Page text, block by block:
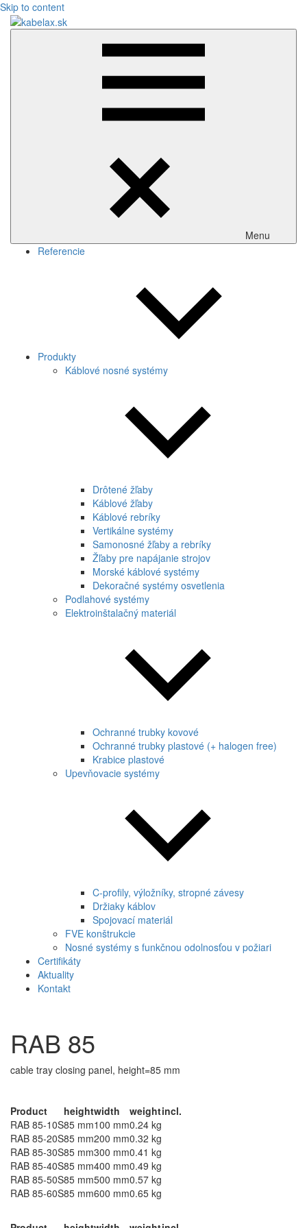
Skip to content
Menu
Referencie
Produkty
Káblové nosné systémy
Drôtené žľaby
Káblové žľaby
Káblové rebríky
Vertikálne systémy
Samonosné žľaby a rebríky
Žľaby pre napájanie strojov
Morské káblové systémy
Dekoračné systémy osvetlenia
Podlahové systémy
Elektroinštalačný materiál
Ochranné trubky kovové
Ochranné trubky plastové (+ halogen free)
Krabice plastové
Upevňovacie systémy
C-profily, výložníky, stropné závesy
Držiaky káblov
Spojovací materiál
FVE konštrukcie
Nosné systémy s funkčnou odolnosťou v požiari
Certifikáty
Aktuality
Kontakt
RAB 85
cable tray closing panel, height=85 mm
Product heightwidth weightincl.
RAB 85-10S85 mm100 mm0.24 kg
RAB 85-20S85 mm200 mm0.32 kg
RAB 85-30S85 mm300 mm0.41 kg
RAB 85-40S85 mm400 mm0.49 kg
RAB 85-50S85 mm500 mm0.57 kg
RAB 85-60S85 mm600 mm0.65 kg